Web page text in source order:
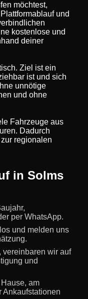
möchtest,
und
kostenlose und
deiner
Ziel ist ein
ist und sich
unnötige
und ohne
Fahrzeuge aus
Dadurch
regionalen
in Solms
per WhatsApp.
und melden uns
vereinbaren wir auf
und
am
Ankaufstationen